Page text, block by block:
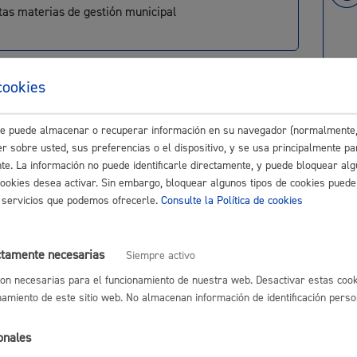
Espacio
Euskera
materias de gestión municipal
enterramientos, incineraciones, traslados,
- Contratación
de empleo, procesos selectivos, prácticas,
administrativa
Económico
Talento: Ayudas, asesoramiento, alquileres,
empleo, formación
puede almacenar o recuperar información en su navegador
sobre usted, sus preferencias o el dispositivo, y se usa principalmente
La información no puede identificarle directamente, y puede bloquear
desea activar. Sin embargo, bloquear algunos tipos de cookies
que podemos ofrecerle. Consulte la Política de cookies
necesarias
Siempre activo
necesarias para el funcionamiento de nuestra web. Desactivar estas
de este sitio web. No almacenan información de identificación